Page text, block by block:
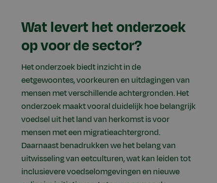
Wat levert het onderzoek
op voor de sector?
Het onderzoek biedt inzicht in de
eetgewoontes, voorkeuren en uitdagingen van
mensen met verschillende achtergronden. Het
onderzoek maakt vooral duidelijk hoe belangrijk
voedsel uit het land van herkomst is voor
mensen met een migratieachtergrond.
Daarnaast benadrukken we het belang van
uitwisseling van eetculturen, wat kan leiden tot
inclusievere voedselomgevingen en nieuwe